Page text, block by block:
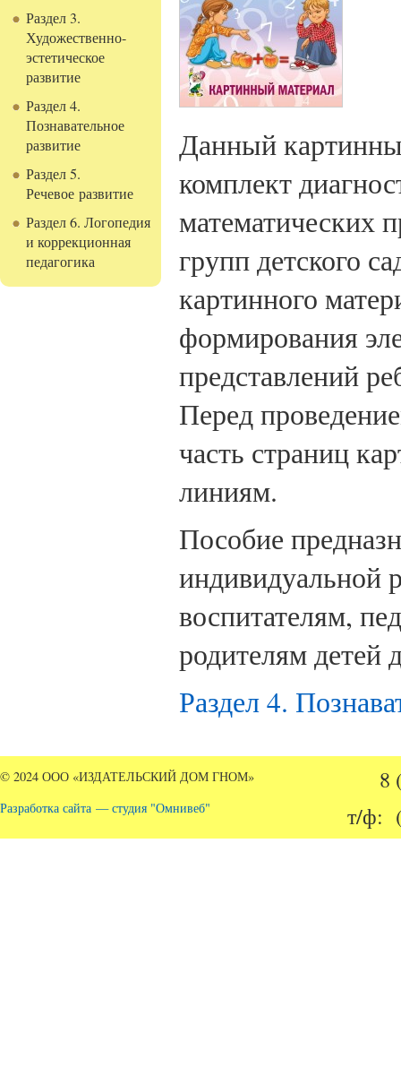
Раздел 3.
Художественно-
эстетическое
развитие
Раздел 4.
Познавательное
развитие
Раздел 5.
Речевое развитие
Раздел 6. Логопедия
и коррекционная
педагогика
Данный
комплект
математических
групп детского
картинного
формирования
представлений
Перед
часть страниц
линиям.
Пособие
индивидуальной
воспитателям,
родителям детей
Раздел 4.
© 2024 ООО «ИЗДАТЕЛЬСКИЙ ДОМ ГНОМ»
Разработка сайта — студия "Омнивеб"
8
т/ф: